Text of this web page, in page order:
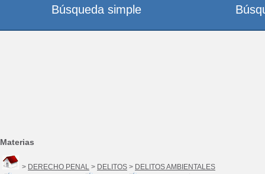
Materias
> DERECHO PENAL > DELITOS > DELITOS AMBIENTALES
Búsqueda simple